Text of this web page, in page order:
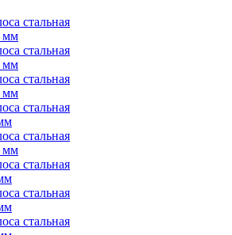
стальная
мм
стальная
мм
стальная
мм
стальная
стальная
мм
стальная
стальная
стальная